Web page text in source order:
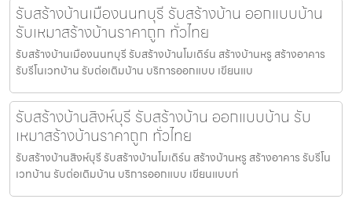
รับสร้างบ้านเมืองนนทบุรี รับสร้างบ้าน ออกแบบบ้าน
รับเหมาสร้างบ้านราคาถูก ทั่วไทย
รับสร้างบ้านเมืองนนทบุรี รับสร้างบ้านโมเดิร์น สร้างบ้านหรู สร้างอาคาร
รับรีโนเวทบ้าน รับต่อเติมบ้าน บริการออกแบบ เขียนแบ
รับสร้างบ้านสิงห์บุรี รับสร้างบ้าน ออกแบบบ้าน รับ
เหมาสร้างบ้านราคาถูก ทั่วไทย
รับสร้างบ้านสิงห์บุรี รับสร้างบ้านโมเดิร์น สร้างบ้านหรู สร้างอาคาร รับรีโน
เวทบ้าน รับต่อเติมบ้าน บริการออกแบบ เขียนแบบก่